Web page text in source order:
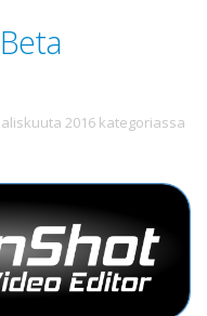
2016 kategoriassa